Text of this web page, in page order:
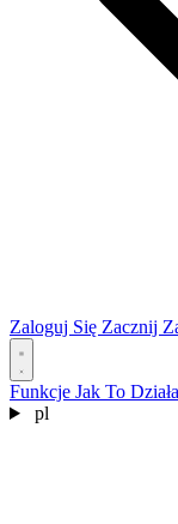
Zaloguj Się Zacznij
Funkcje Jak To Działa
pl